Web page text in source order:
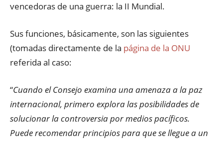
vencedoras de una guerra: la II Mundial.
Sus funciones, básicamente, son las siguientes
(tomadas directamente de la página de la ONU
referida al caso:
“Cuando el Consejo examina una amenaza a la paz
internacional, primero explora las posibilidades de
solucionar la controversia por medios pacíficos.
Puede recomendar principios para que se llegue a un